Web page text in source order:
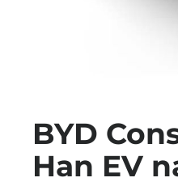
BYD
Han EV